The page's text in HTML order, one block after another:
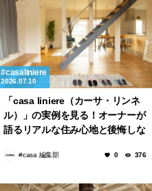
casaliniere
2026.07.10
「casa liniere（カーサ・リンネ
ル）」の実例を見る！オーナーが
語るリアルな住み心地と後悔しな
#casa 編集部 0 376